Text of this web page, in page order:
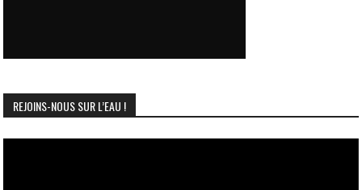
REJOINS-NOUS SUR L’EAU !